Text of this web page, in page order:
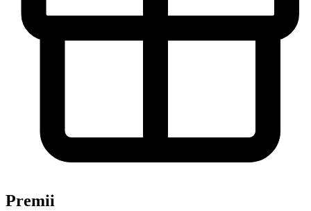
Premii